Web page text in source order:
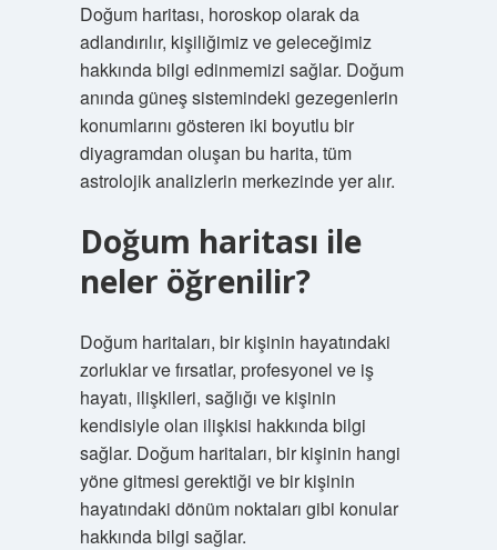
Doğum haritası, horoskop olarak da
adlandırılır, kişiliğimiz ve geleceğimiz
hakkında bilgi edinmemizi sağlar. Doğum
anında güneş sistemindeki gezegenlerin
konumlarını gösteren iki boyutlu bir
diyagramdan oluşan bu harita, tüm
astrolojik analizlerin merkezinde yer alır.
Doğum haritası ile
neler öğrenilir?
Doğum haritaları, bir kişinin hayatındaki
zorluklar ve fırsatlar, profesyonel ve iş
hayatı, ilişkileri, sağlığı ve kişinin
kendisiyle olan ilişkisi hakkında bilgi
sağlar. Doğum haritaları, bir kişinin hangi
yöne gitmesi gerektiği ve bir kişinin
hayatındaki dönüm noktaları gibi konular
hakkında bilgi sağlar.